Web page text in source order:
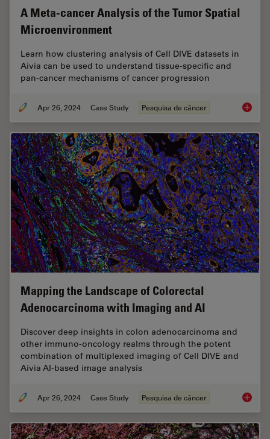
A Meta-cancer Analysis of the Tumor Spatial
Microenvironment
Learn how clustering analysis of Cell DIVE datasets in
Aivia can be used to understand tissue-specific and
pan-cancer mechanisms of cancer progression
Apr 26, 2024 Case Study Pesquisa de câncer A
Mapping the Landscape of Colorectal
Adenocarcinoma with Imaging and AI
Discover deep insights in colon adenocarcinoma and
other immuno-oncology realms through the potent
combination of multiplexed imaging of Cell DIVE and
Aivia AI-based image analysis
Apr 26, 2024 Case Study Pesquisa de câncer